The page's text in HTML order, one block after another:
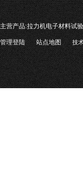
主营产品:拉力机电子材料试
管理登陆 站点地图 技